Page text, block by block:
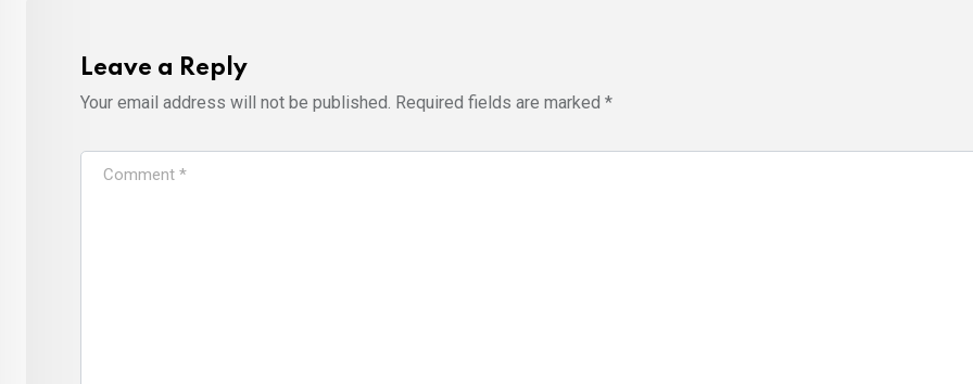
Leave a Reply
Your email address will not be published. Required fields are marked *